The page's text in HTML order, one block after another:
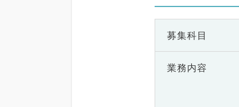
募集科目
業務内容